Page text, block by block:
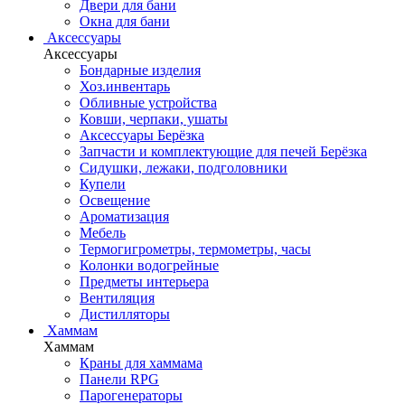
Двери для бани
Окна для бани
Аксессуары
Аксессуары
Бондарные изделия
Хоз.инвентарь
Обливные устройства
Ковши, черпаки, ушаты
Аксессуары Берёзка
Запчасти и комплектующие для печей Берёзка
Сидушки, лежаки, подголовники
Купели
Освещение
Ароматизация
Мебель
Термогигрометры, термометры, часы
Колонки водогрейные
Предметы интерьера
Вентиляция
Дистилляторы
Хаммам
Хаммам
Краны для хаммама
Панели RPG
Парогенераторы